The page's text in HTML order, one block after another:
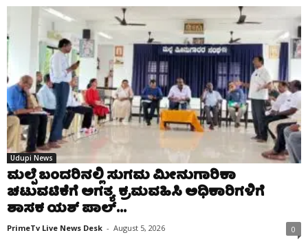
Udupi News
ಮಲ್ಪೆ ಬಂದರಿನಲ್ಲಿ ಸುಗಮ ಮೀನುಗಾರಿಕಾ
ಚಟುವಟಿಕೆಗೆ ಅಗತ್ಯ ಕ್ರಮವಹಿಸಿ ಅಧಿಕಾರಿಗಳಿಗೆ
ಶಾಸಕ ಯಶ್ ಪಾಲ್...
PrimeTv Live News Desk - August 5, 2026 0